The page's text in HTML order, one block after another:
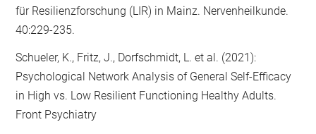
für Resilienzforschung (LIR) in Mainz. Nervenheilkunde.
40:229-235.
Schueler, K., Fritz, J., Dorfschmidt, L. et al. (2021):
Psychological Network Analysis of General Self-Efficacy
in High vs. Low Resilient Functioning Healthy Adults.
Front Psychiatry